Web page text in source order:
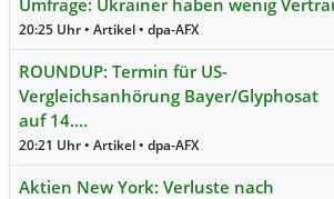
Umfrage: Ukrainer haben wenig
20:25 Uhr • Artikel • dpa-AFX
ROUNDUP: Termin für US-
Vergleichsanhörung Bayer/Glyphosat
auf 14.…
20:21 Uhr • Artikel • dpa-AFX
Aktien New York: Verluste nach